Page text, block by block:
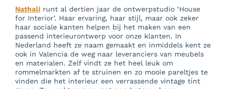
Nathalirunt al dertien jaar de ontwerpstudio ‘House
for Interior’. Haar ervaring, haar stijl, maar ook zeker
haar sociale kanten helpen bij het maken van een
passend interieurontwerp voor onze klanten. In
Nederland heeft ze naam gemaakt en inmiddels kent ze
ook in Valencia de weg naar leveranciers van meubels
en materialen. Zelf vindt ze het heel leuk om
rommelmarkten af te struinen en zo mooie pareltjes te
vinden die het interieur een verrassende vintage tint